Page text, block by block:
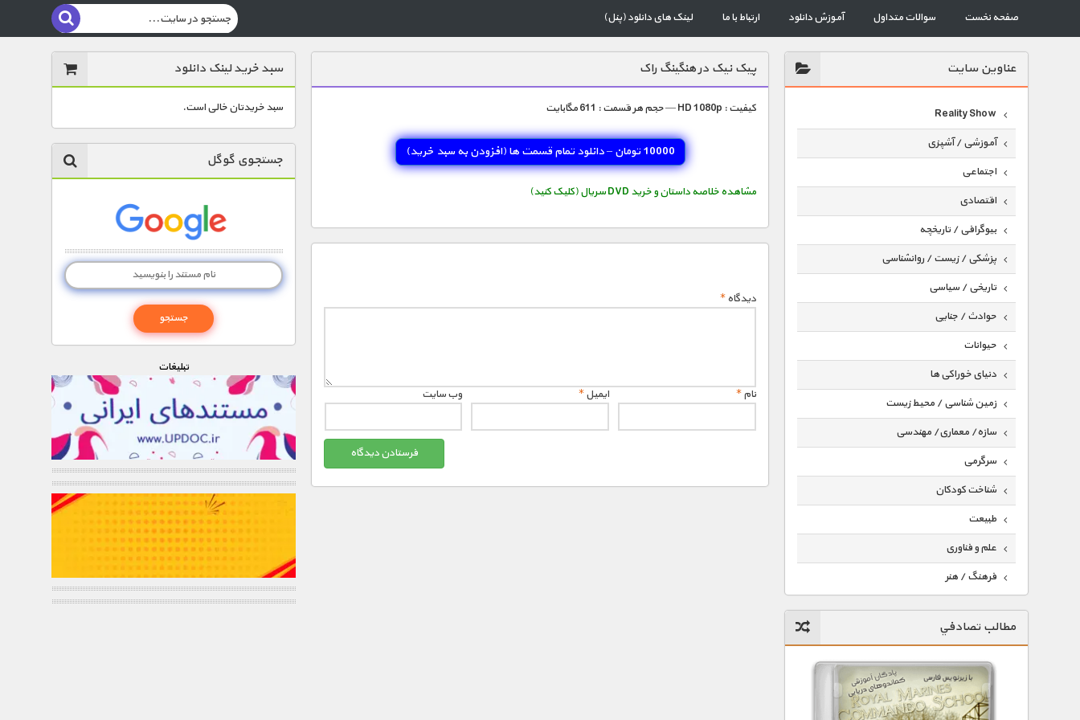
صفحه نخست سوالات متداول آموزش دانلود ارتباط با ما لینک های دانلود (پنل)
عناوين سايت
Reality Show
آموزشی / آشپزی
اجتماعی
اقتصادی
بیوگرافی / تاریخچه
پزشکی / زیست / روانشناسی
تاریخی / سیاسی
حوادث / جنایی
حیوانات
دنیای خوراکی ها
زمین شناسی / محیط زیست
سازه/ معماری/ مهندسی
سرگرمی
شناخت کودکان
طبیعت
علم و فناوری
فرهنگ / هنر
گردشگری
ماورایی
مسابقات / ورزشی
مطالب تصادفي
پیک نیک در هنگینگ راک
کیفیت : HD 1080p — حجم هر قسمت : 611 مگابایت
10000 تومان – دانلود تمام قسمت ها (افزودن به سبد خريد)
مشاهده خلاصه داستان و خرید DVD سریال (کلیک کنید)
دیدگاه*
نام* ایمیل* وب‌ سایت
سبد خرید لینک دانلود
سبد خریدتان خالی است.
جستجوی گوگل
تبليغات